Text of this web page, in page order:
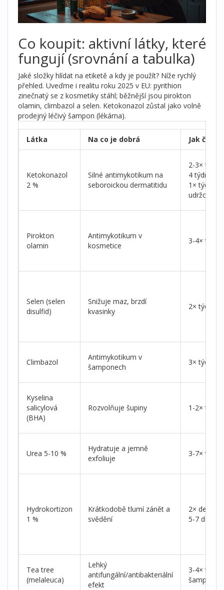
Co koupit: aktivní látky, které
fungují (srovnání a tabulka)
Jaké složky hlídat na etiketě a kdy je použít? Níže rychlý
přehled. Uveďme i realitu roku 2025 v EU: pyrithion
zinečnatý se z kosmetiky stáhl; běžnější jsou pirokton
olamin, climbazol a selen. Ketokonazol zůstal jako volně
prodejný léčivý šampon (lékárna).
Látka Na co je dobrá Jak často
Ketokonazol
2 %
Silné antimykotikum na
seboroickou dermatitidu
2-3×
4 týdny,
1× týdně
Pirokton
olamin
Antimykotikum v
kosmetice
3-4× týdně
Selen (selen
disulfid)
Snižuje maz, brzdí
kvasinky
2× týdně
Climbazol
Antimykotikum v
šamponech
3× týdně
Kyselina
salicylová
(BHA)
Rozvolňuje šupiny 1-2× týdně
Urea 5-10 %
Hydratuje a jemně
exfoliuje
3-7× týdně
Hydrokortizon
1 %
Krátkodobě tlumí zánět a
svědění
2× denně
5-7 dní
Tea tree
(melaleuca)
Lehký
antifungální/antibakteriální
efekt
3-4×
šamponu/